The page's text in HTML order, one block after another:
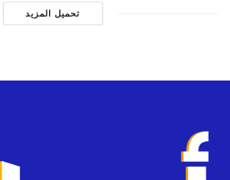
تحميل المزيد